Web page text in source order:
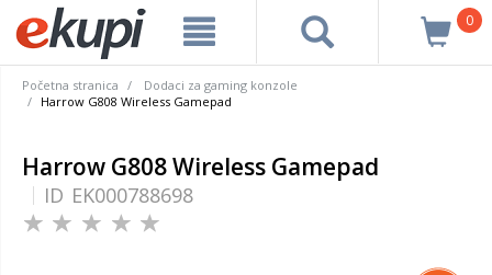
0
Početna stranica
Dodaci za gaming konzole
Harrow G808 Wireless Gamepad
Harrow G808 Wireless Gamepad
ID EK000788698